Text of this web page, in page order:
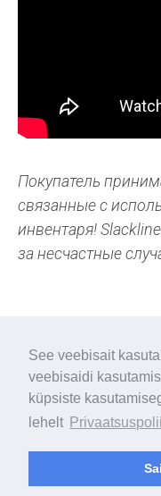
See veebisait
veebisaidi
küpsiste
lehelt
Покупатель
связанные с
инвентаря!
за несчастные
Главная